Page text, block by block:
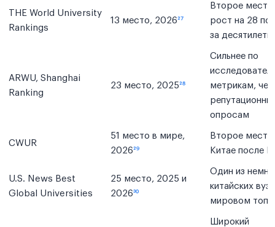
THE World University
Rankings
13 место, 2026²⁷
Второе место
рост на 28
за
ARWU, Shanghai
Ranking
23 место, 2025²⁸
Сильнее по
метрикам,
опросам
CWUR
51 место в мире,
2026²⁹
Второе место
Китае после
U.S. News Best
Global Universities
25 место, 2025 и
2026³⁰
Один из
китайских
мировом топ-
Широкий